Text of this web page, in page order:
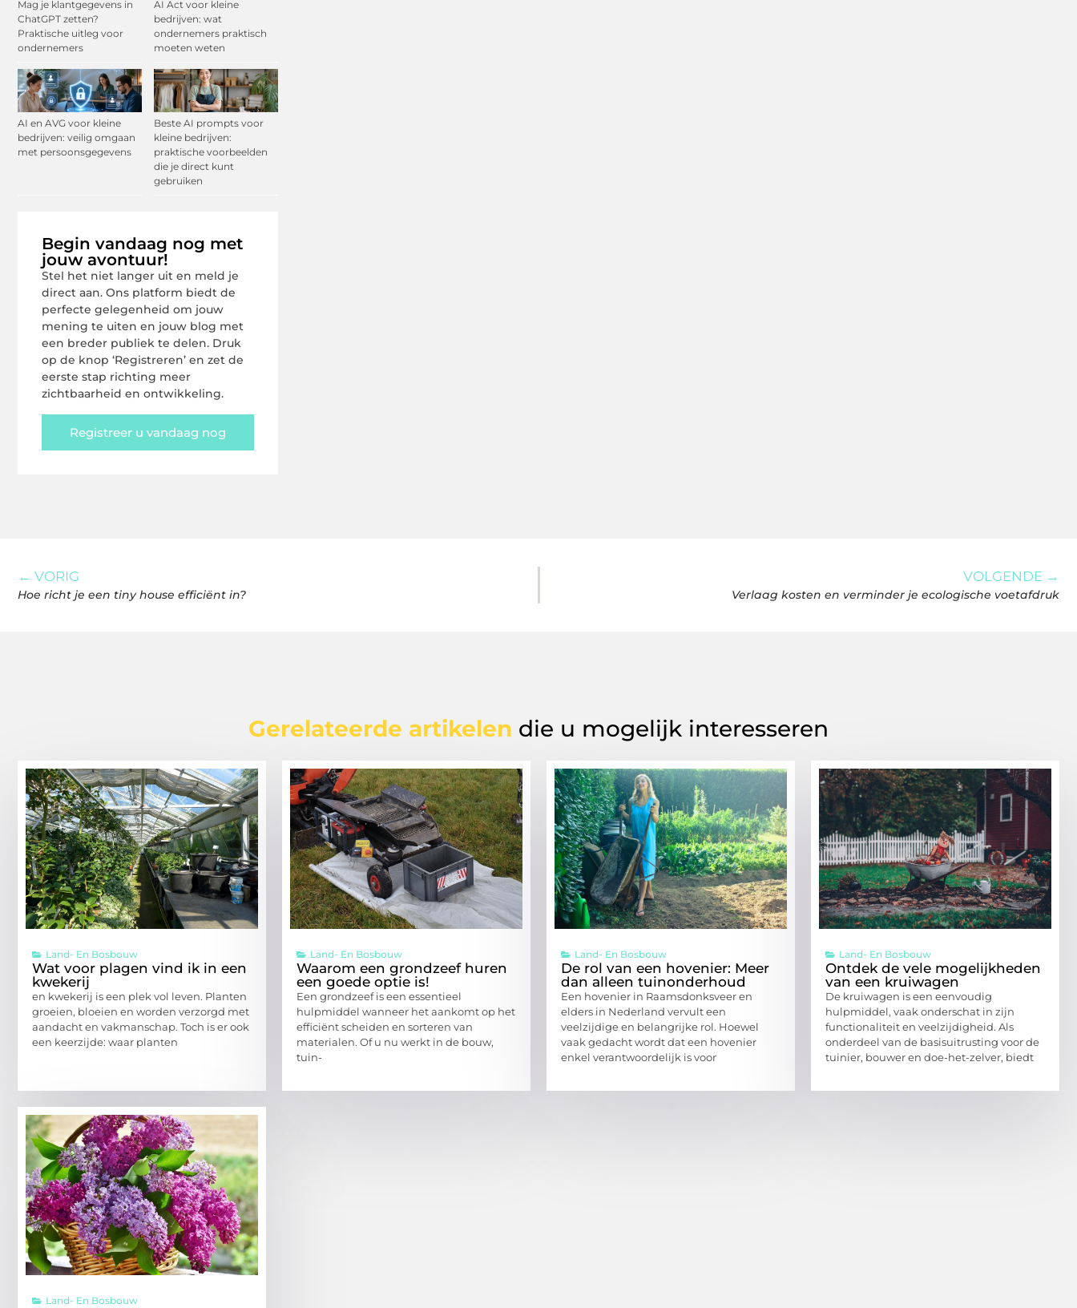
Mag je klantgegevens in
ChatGPT zetten?
Praktische uitleg voor
ondernemers
AI Act voor kleine
bedrijven: wat
ondernemers praktisch
moeten weten
AI en AVG voor kleine
bedrijven: veilig omgaan
met persoonsgegevens
Beste AI prompts voor
kleine bedrijven:
praktische voorbeelden
die je direct kunt
gebruiken
Begin vandaag nog met
jouw avontuur!
Stel het niet langer uit en meld je
direct aan. Ons platform biedt de
perfecte gelegenheid om jouw
mening te uiten en jouw blog met
een breder publiek te delen. Druk
op de knop ‘Registreren’ en zet de
eerste stap richting meer
zichtbaarheid en ontwikkeling.
Registreer u vandaag nog
← VORIG
Hoe richt je een tiny house efficiënt in?
VOLGENDE →
Verlaag kosten en verminder je ecologische voetafdruk
Gerelateerde artikelen die u mogelijk interesseren
Land- En Bosbouw
Wat voor plagen vind ik in een
kwekerij
en kwekerij is een plek vol leven. Planten
groeien, bloeien en worden verzorgd met
aandacht en vakmanschap. Toch is er ook
een keerzijde: waar planten
Land- En Bosbouw
Waarom een grondzeef huren
een goede optie is!
Een grondzeef is een essentieel
hulpmiddel wanneer het aankomt op het
efficiënt scheiden en sorteren van
materialen. Of u nu werkt in de bouw,
tuin-
Land- En Bosbouw
De rol van een hovenier: Meer
dan alleen tuinonderhoud
Een hovenier in Raamsdonksveer en
elders in Nederland vervult een
veelzijdige en belangrijke rol. Hoewel
vaak gedacht wordt dat een hovenier
enkel verantwoordelijk is voor
Land- En Bosbouw
Ontdek de vele mogelijkheden
van een kruiwagen
De kruiwagen is een eenvoudig
hulpmiddel, vaak onderschat in zijn
functionaliteit en veelzijdigheid. Als
onderdeel van de basisuitrusting voor de
tuinier, bouwer en doe-het-zelver, biedt
Land- En Bosbouw